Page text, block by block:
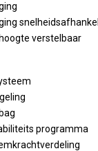
verstelbaar
programma